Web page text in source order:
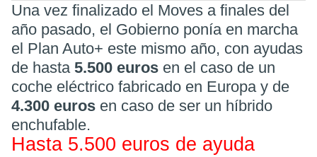
Una vez finalizado el Moves a finales del
año pasado, el Gobierno ponía en marcha
el Plan Auto+ este mismo año, con ayudas
de hasta 5.500 euros en el caso de un
coche eléctrico fabricado en Europa y de
4.300 euros en caso de ser un híbrido
enchufable.
Hasta 5.500 euros de ayuda